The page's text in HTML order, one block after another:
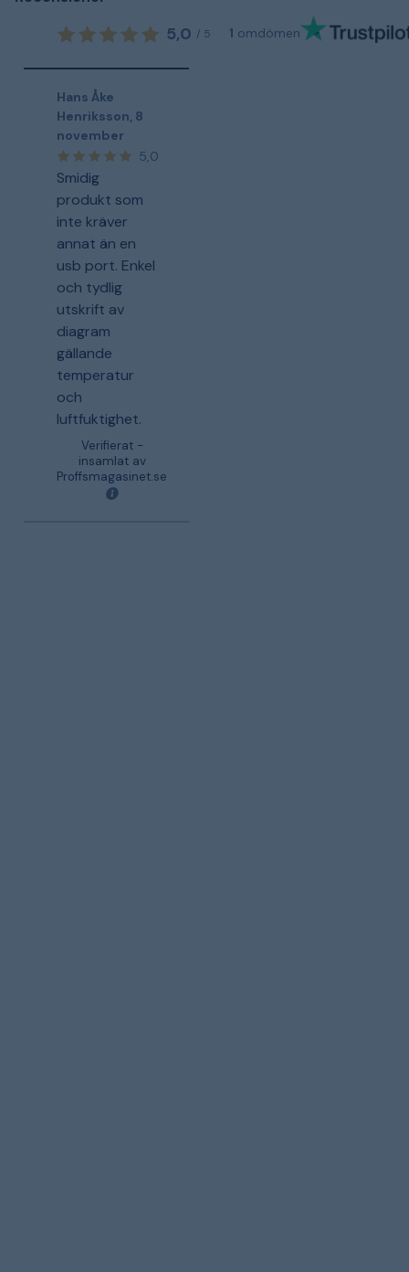
5,0 / 5 1 omdömen
Hans Åke
Henriksson 8
november
5,0
Smidig
produkt som
inte kräver
annat än en
usb port. Enkel
och tydlig
utskrift av
diagram
gällande
temperatur
och
luftfuktighet.
Verifierat -
insamlat av
Proffsmagasinet.se